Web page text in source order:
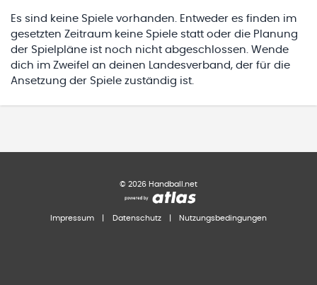
Es sind keine Spiele vorhanden. Entweder es finden im
gesetzten Zeitraum keine Spiele statt oder die Planung
der Spielpläne ist noch nicht abgeschlossen. Wende
dich im Zweifel an deinen Landesverband, der für die
Ansetzung der Spiele zuständig ist.
© 2026 Handball.net
Impressum Datenschutz Nutzungsbedingungen